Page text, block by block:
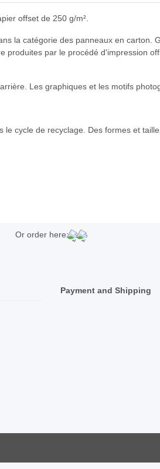
offset de 250 g/m².
la catégorie des panneaux en carton.
par le procédé d'impression
Les graphiques et les motifs
cycle de recyclage. Des formes et
Or order here:
Payment and Shipping